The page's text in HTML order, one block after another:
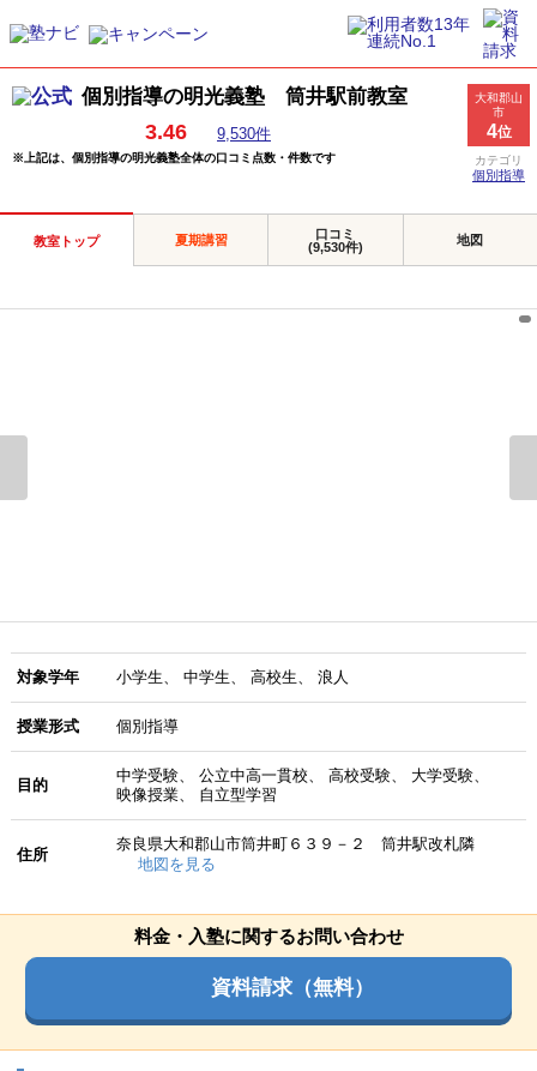
個別指導の明光義塾 筒井駅前教室
3.46 9,530件
※上記は、個別指導の明光義塾全体の口コミ点数・件数です
大和郡山
市
4位
カテゴリ
個別指導
教室トップ 夏期講習
口コミ
(9,530件)
地図
対象学年 小学生 中学生 高校生 浪人
授業形式 個別指導
目的
中学受験 公立中高一貫校 高校受験
大学受験
映像授業
自立型学習
住所
奈良県大和郡山市筒井町６３９－２ 筒井駅改札隣
地図を見る
料金・入塾に関するお問い合わせ
資料請求（無料）